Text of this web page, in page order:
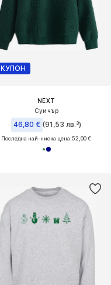
КУПОН
NEXT
Суичър
46,80 € (91,53 лв.³)
Последна най-ниска цена:52,00 €